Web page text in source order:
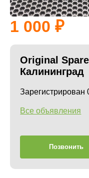
1 000
Original
Калининград
Зарегистрирован
Все объявления
Позвонить